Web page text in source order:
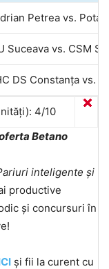
Petrea vs.
Suceava vs. CSM
DS Constanța vs.
4/10
Betano
inteligente și
productive
și concursuri în
și fii la curent cu